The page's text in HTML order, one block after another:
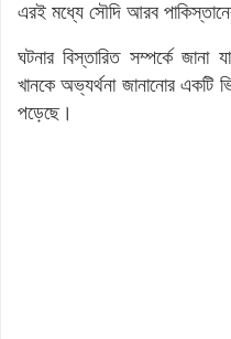
এরই মধ্যে সৌদি আরব
ঘটনার বিস্তারিত সম্পর্কে জানা
খানকে অভ্যর্থনা জানানোর একটি
পড়েছে।